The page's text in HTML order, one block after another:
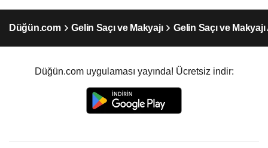
Düğün.com Gelin Saçı ve Makyajı Gelin Saçı ve
Düğün.com uygulaması yayında! Ücretsiz indir: